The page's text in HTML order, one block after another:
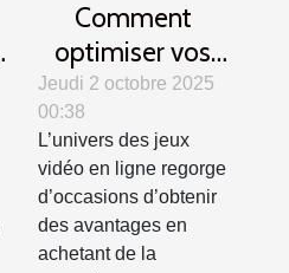
Comment
optimiser vos
achats de
monnaie
virtuelle pour
jeux vidéo en
ligne ?
Jeudi 2 octobre 2025
00:38
L’univers des jeux
vidéo en ligne regorge
d’occasions d’obtenir
des avantages en
achetant de la